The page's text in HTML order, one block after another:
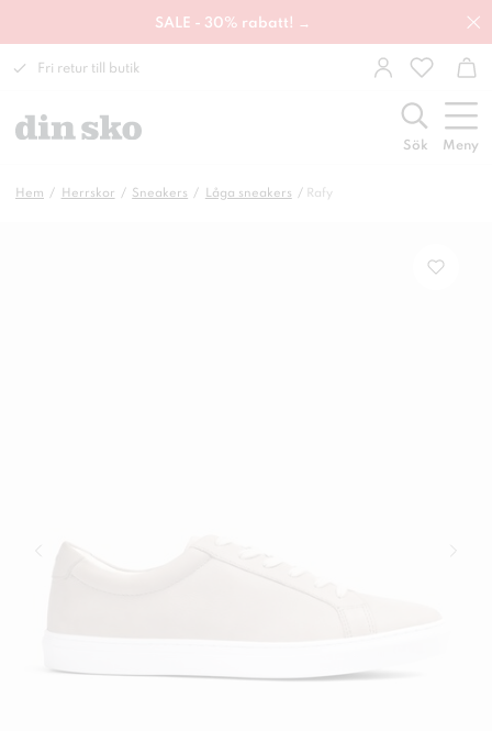
SALE - 30% rabatt! →
Fri retur till butik
Sök Meny
Hem Herrskor Sneakers Låga sneakers Rafy